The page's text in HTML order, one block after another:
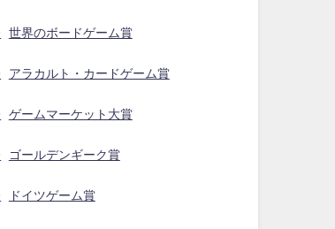
世界のボードゲーム賞
アラカルト・カードゲーム賞
ゲームマーケット大賞
ゴールデンギーク賞
ドイツゲーム賞